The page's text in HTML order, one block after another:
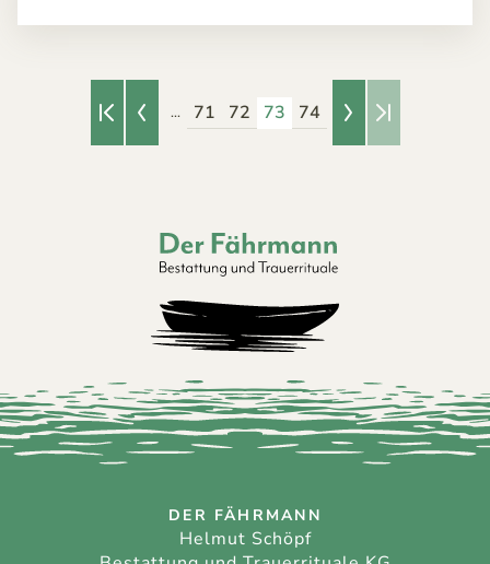
Erste SeiteVorherige Seite
... 71 72 73 74 Nächste Seite
Letzte Seite
Der Fährmann - Bestattung und
DER FÄHRMANN
Helmut Schöpf